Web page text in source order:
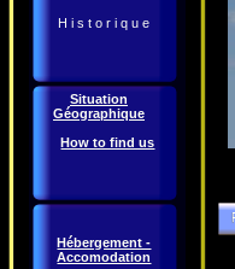
H i s t o r i q u e
Situation
Géographique
How to find us
Hébergement -
Accomodation